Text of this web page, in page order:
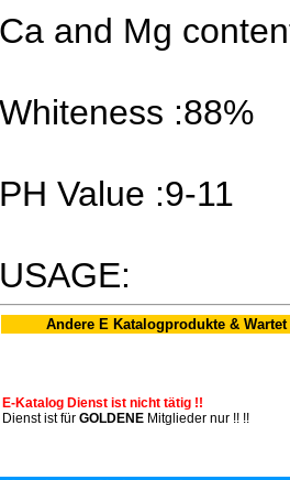
Ca and Mg
Whiteness :88%
PH Value :9-11
USAGE:
Andere E Katalogprodukte & Wartet
E-Katalog Dienst ist nicht tätig !!
Dienst ist für GOLDENE Mitglieder nur !! !!